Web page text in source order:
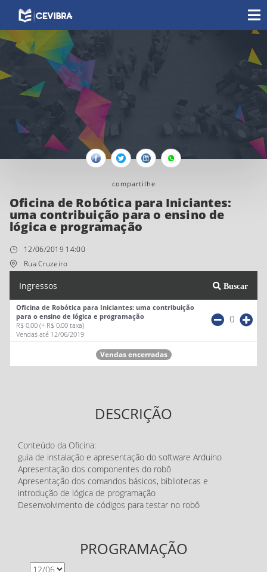
FacebookTwitterLinkedinWhatsapp
compartilhe
Oficina de Robótica para Iniciantes:
uma contribuição para o ensino de
lógica e programação
12/06/2019 14:00
Rua Cruzeiro
Ingressos Buscar
Oficina de Robótica para Iniciantes: uma contribuição
para o ensino de lógica e programação
R$ 0,00 (+ R$ 0,00 taxa)
Vendas até 12/06/2019
0
Vendas encerradas
DESCRIÇÃO
Conteúdo da Oficina:
guia de instalação e apresentação do software Arduino
Apresentação dos componentes do robô
Apresentação dos comandos básicos, bibliotecas e
introdução de lógica de programação
Desenvolvimento de códigos para testar no robô
PROGRAMAÇÃO